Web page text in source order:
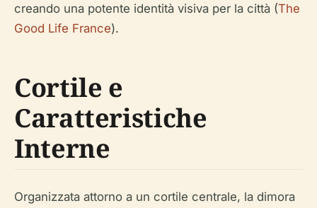
creando una potente identità visiva per la città (The
Good Life France).
Cortile e
Caratteristiche
Interne
Organizzata attorno a un cortile centrale, la dimora